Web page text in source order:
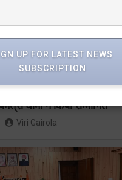
के उत्तराखंड के पदक
धामी ने किया सम्मानित
Viri Gairola
UP FOR LATEST NEWS
SUBSCRIPTION